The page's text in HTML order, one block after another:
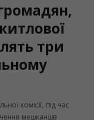
три
комісії, під час
мешканців